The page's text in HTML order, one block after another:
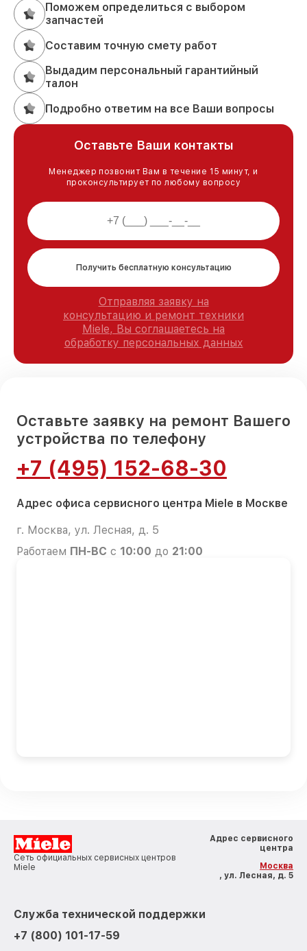
Поможем определиться с выбором
запчастей
Составим точную смету работ
Выдадим персональный гарантийный
талон
Подробно ответим на все Ваши вопросы
Оставьте Ваши контакты
Менеджер позвонит Вам в течение 15 минут, и
проконсультирует по любому вопросу
Получить бесплатную консультацию
Отправляя заявку на
консультацию и ремонт техники
Miele, Вы соглашаетесь на
обработку персональных данных
Оставьте заявку на ремонт Вашего
устройства по телефону
+7 (495) 152-68-30
Адрес офиса сервисного центра Miele в Москве
г. Москва, ул. Лесная, д. 5
Работаем ПН-ВС с 10:00 до 21:00
Сеть официальных сервисных центров
Miele
Адрес сервисного
центра
Москва
, ул. Лесная, д. 5
Служба технической поддержки
+7 (800) 101-17-59